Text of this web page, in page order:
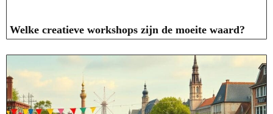
Welke creatieve workshops zijn de moeite waard?